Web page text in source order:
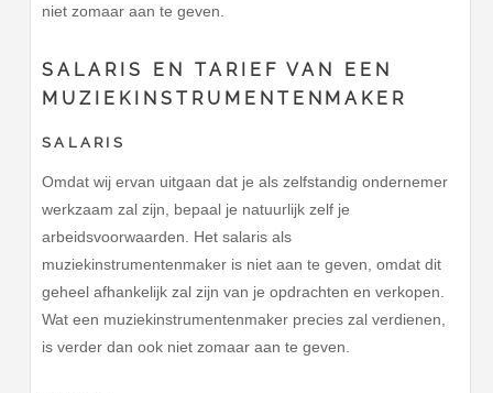
niet zomaar aan te geven.
SALARIS EN TARIEF VAN EEN
MUZIEKINSTRUMENTENMAKER
SALARIS
Omdat wij ervan uitgaan dat je als zelfstandig ondernemer
werkzaam zal zijn, bepaal je natuurlijk zelf je
arbeidsvoorwaarden. Het salaris als
muziekinstrumentenmaker is niet aan te geven, omdat dit
geheel afhankelijk zal zijn van je opdrachten en verkopen.
Wat een muziekinstrumentenmaker precies zal verdienen,
is verder dan ook niet zomaar aan te geven.